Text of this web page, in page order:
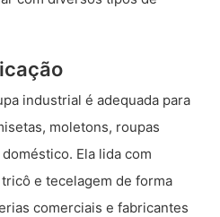
industrial é adequada para
moletons, roupas
Ela lida com
e tecelagem de forma
comerciais e fabricantes